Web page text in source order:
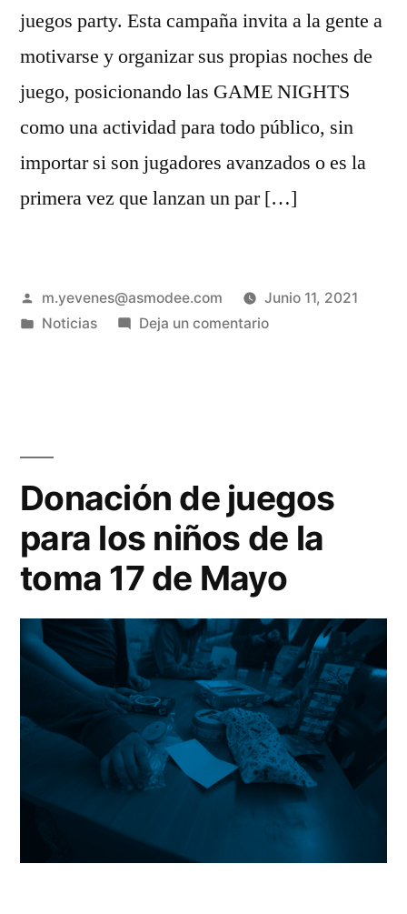
juegos party. Esta campaña invita a la gente a
motivarse y organizar sus propias noches de
juego, posicionando las GAME NIGHTS
como una actividad para todo público, sin
importar si son jugadores avanzados o es la
primera vez que lanzan un par […]
m.yevenes@asmodee.com
Junio 11, 2021
Noticias
Deja un comentario
Donación de juegos
para los niños de la
toma 17 de Mayo